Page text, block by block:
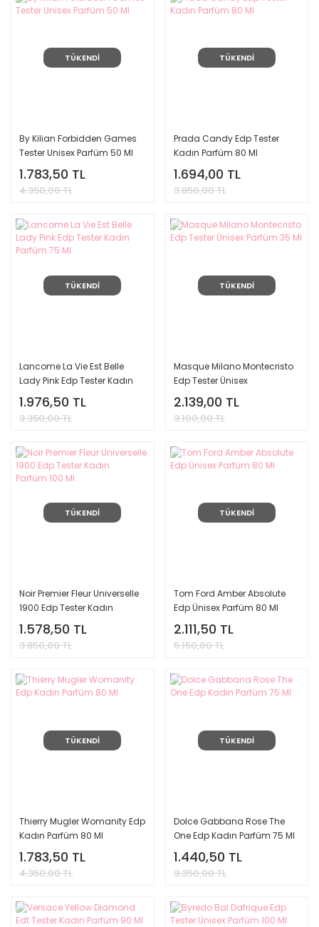
TÜKENDİ
By Kilian Forbidden Games
Tester Unisex Parfüm 50 Ml
1.783,50 TL
4.350,00 TL
TÜKENDİ
Prada Candy Edp Tester
Kadın Parfüm 80 Ml
1.694,00 TL
3.850,00 TL
TÜKENDİ
Lancome La Vie Est Belle
Lady Pink Edp Tester Kadın
Parfüm 75 Ml
1.976,50 TL
3.350,00 TL
TÜKENDİ
Masque Milano Montecristo
Edp Tester Ünisex
Parfüm 35 Ml
2.139,00 TL
3.100,00 TL
TÜKENDİ
Noir Premier Fleur Universelle
1900 Edp Tester Kadın
Parfüm 100 Ml
1.578,50 TL
3.850,00 TL
TÜKENDİ
Tom Ford Amber Absolute
Edp Ünisex Parfüm 80 Ml
2.111,50 TL
5.150,00 TL
TÜKENDİ
Thierry Mugler Womanity Edp
Kadın Parfüm 80 Ml
1.783,50 TL
4.350,00 TL
TÜKENDİ
Dolce Gabbana Rose The
One Edp Kadın Parfüm 75 Ml
1.440,50 TL
3.350,00 TL